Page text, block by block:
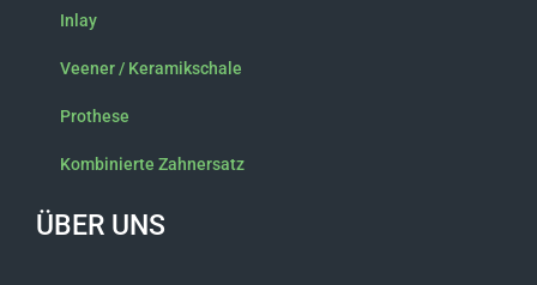
Inlay
Veener / Keramikschale
Prothese
Kombinierte Zahnersatz
ÜBER UNS